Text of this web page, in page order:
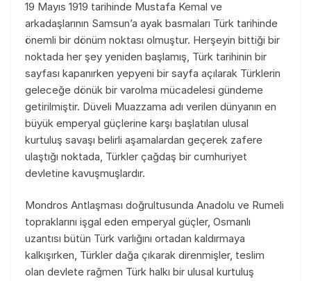
19 Mayıs 1919 tarihinde Mustafa Kemal ve
arkadaşlarının Samsun’a ayak basmaları Türk tarihinde
önemli bir dönüm noktası olmuştur. Herşeyin bittiği bir
noktada her şey yeniden başlamış, Türk tarihinin bir
sayfası kapanırken yepyeni bir sayfa açılarak Türklerin
geleceğe dönük bir varolma mücadelesi gündeme
getirilmiştir. Düveli Muazzama adı verilen dünyanın en
büyük emperyal güçlerine karşı başlatılan ulusal
kurtuluş savaşı belirli aşamalardan geçerek zafere
ulaştığı noktada, Türkler çağdaş bir cumhuriyet
devletine kavuşmuşlardır.
Mondros Antlaşması doğrultusunda Anadolu ve Rumeli
topraklarını işgal eden emperyal güçler, Osmanlı
uzantısı bütün Türk varlığını ortadan kaldırmaya
kalkışırken, Türkler dağa çıkarak direnmişler, teslim
olan devlete rağmen Türk halkı bir ulusal kurtuluş